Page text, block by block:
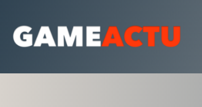
contenu